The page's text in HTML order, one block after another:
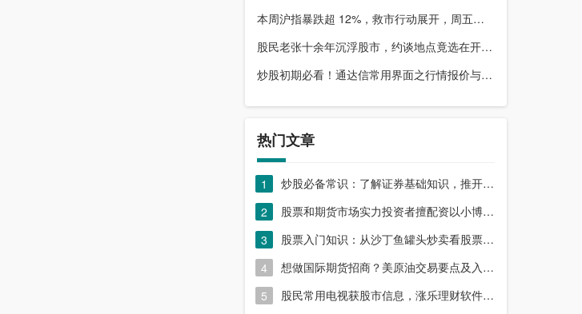
本周沪指暴跌超 12%，救市行动展开，周五市场有何措施？
股民老张十余年沉浮股市，约谈地点竟选在开户超市门口？
炒股初期必看！通达信常用界面之行情报价与分时图介绍
热门文章
1
炒股必备常识：了解证券基础知识，推开股票市场大门
2
股票和期货市场实力投资者擅配资以小博大，顶配网优势尽显
3
股票入门知识：从沙丁鱼罐头炒卖看股票交易本质，你了解吗？
4
想做国际期货招商？美原油交易要点及入门指南请收好
5
股民常用电视获股市信息，涨乐理财软件或能满足更多需求？